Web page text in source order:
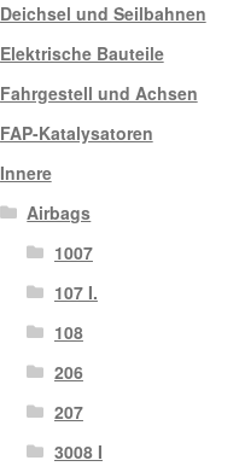
Deichsel und Seilbahnen
Elektrische Bauteile
Fahrgestell und Achsen
FAP-Katalysatoren
Innere
Airbags
1007
107 I.
108
206
207
3008 I